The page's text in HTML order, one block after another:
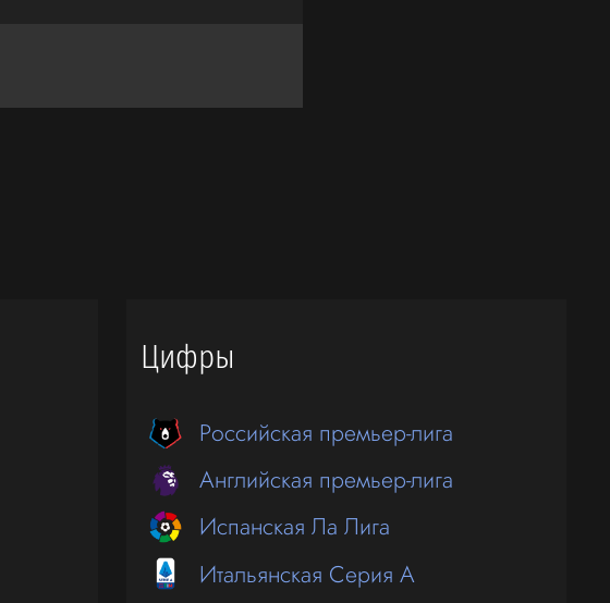
Цифры
Российская премьер-лига
Английская премьер-лига
Испанская Ла Лига
Итальянская Серия А